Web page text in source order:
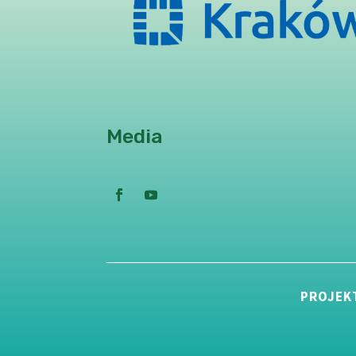
Media